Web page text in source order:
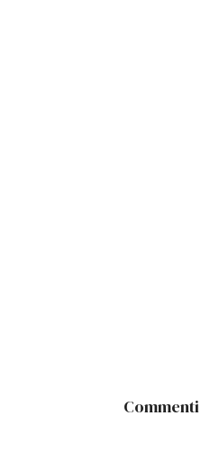
Commenti